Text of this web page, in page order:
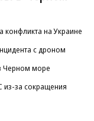
конфликта на Украине
с дроном
Черном море
из-за сокращения